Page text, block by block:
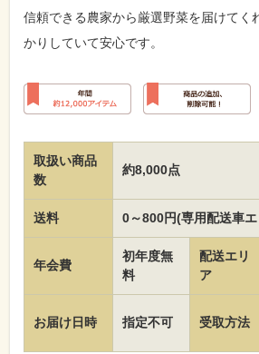
信頼できる農家から厳選野菜を届けてく
かりしていて安心です。
取扱い商品
数
約8,000点
送料 0～800円(専用配送車
年会費
初年度無
料
配送エリ
ア
お届け日時 指定不可 受取方法